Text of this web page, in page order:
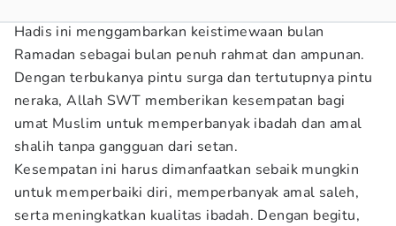
Hadis ini menggambarkan keistimewaan bulan
Ramadan sebagai bulan penuh rahmat dan ampunan.
Dengan terbukanya pintu surga dan tertutupnya pintu
neraka, Allah SWT memberikan kesempatan bagi
umat Muslim untuk memperbanyak ibadah dan amal
shalih tanpa gangguan dari setan.
Kesempatan ini harus dimanfaatkan sebaik mungkin
untuk memperbaiki diri, memperbanyak amal saleh,
serta meningkatkan kualitas ibadah. Dengan begitu,